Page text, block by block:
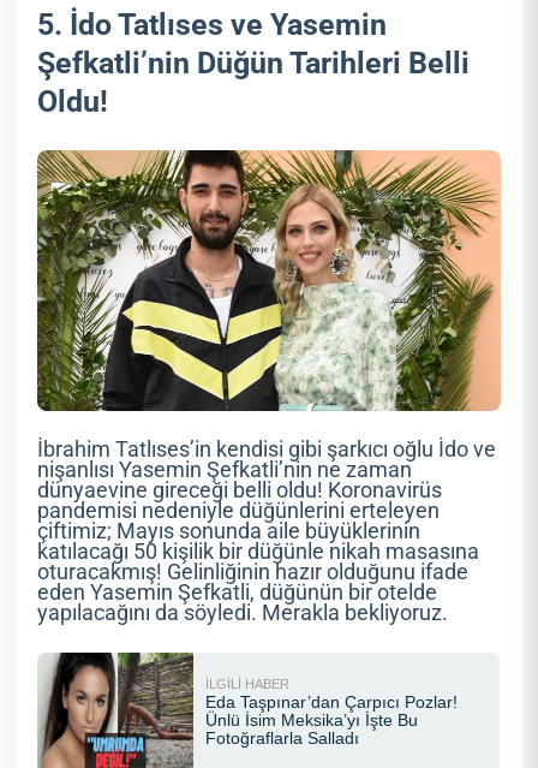
5. İdo Tatlıses ve Yasemin
Şefkatli’nin Düğün Tarihleri Belli
Oldu!
İbrahim Tatlıses’in kendisi gibi şarkıcı oğlu İdo ve
nişanlısı Yasemin Şefkatli’nin ne zaman
dünyaevine gireceği belli oldu! Koronavirüs
pandemisi nedeniyle düğünlerini erteleyen
çiftimiz; Mayıs sonunda aile büyüklerinin
katılacağı 50 kişilik bir düğünle nikah masasına
oturacakmış! Gelinliğinin hazır olduğunu ifade
eden Yasemin Şefkatli, düğünün bir otelde
yapılacağını da söyledi. Merakla bekliyoruz.